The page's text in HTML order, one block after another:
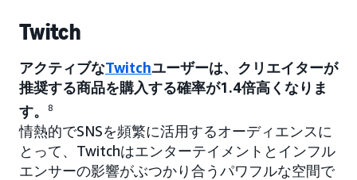
Twitch
アクティブなTwitchユーザーは、クリエイターが
推奨する商品を購入する確率が1.4倍高くなりま
す。
8
情熱的でSNSを頻繁に活用するオーディエンスに
とって、Twitchはエンターテイメントとインフル
エンサーの影響がぶつかり合うパワフルな空間で